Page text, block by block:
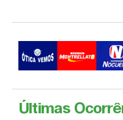
Últimas